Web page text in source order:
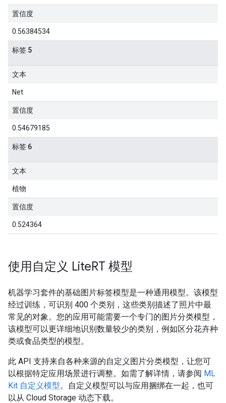
置信度
0.56384534
标签 5
文本
Net
置信度
0.54679185
标签 6
文本
植物
置信度
0.524364
使用自定义 LiteRT 模型
机器学习套件的基础图片标签模型是一种通用模型。该模型
经过训练，可识别 400 个类别，这些类别描述了照片中最
常见的对象。您的应用可能需要一个专门的图片分类模型，
该模型可以更详细地识别数量较少的类别，例如区分花卉种
类或食品类型的模型。
此 API 支持来自各种来源的自定义图片分类模型，让您可
以根据特定应用场景进行调整。如需了解详情，请参阅 ML
Kit 自定义模型。自定义模型可以与应用捆绑在一起，也可
以从 Cloud Storage 动态下载。